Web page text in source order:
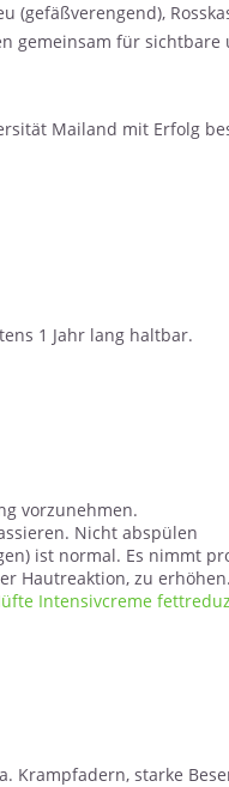
(gefäßverengend),
gemeinsam für
Mailand mit Erfolg
1 Jahr lang haltbar.
vorzunehmen.
Nicht abspülen
ist normal. Es nimmt
Hautreaktion, zu erhöhen.
Intensivcreme
starke